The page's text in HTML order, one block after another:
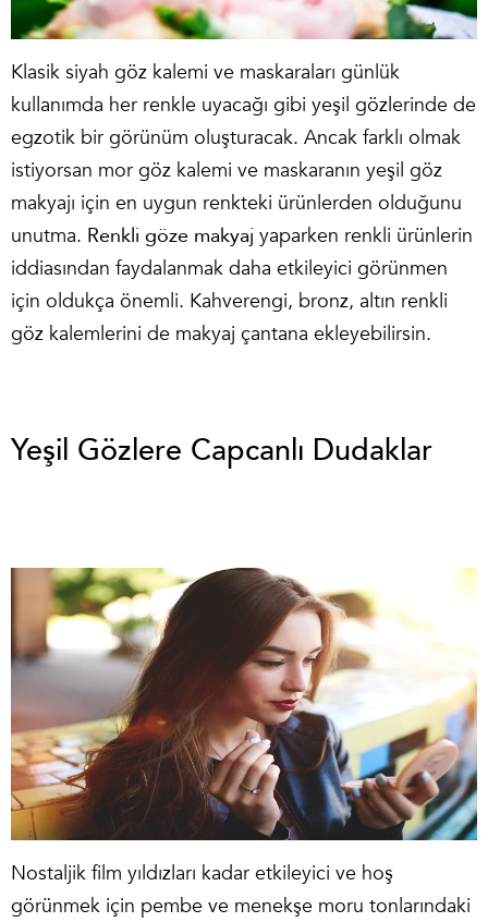
Klasik siyah göz kalemi ve maskaraları günlük
kullanımda her renkle uyacağı gibi yeşil gözlerinde de
egzotik bir görünüm oluşturacak. Ancak farklı olmak
istiyorsan mor göz kalemi ve maskaranın yeşil göz
makyajı için en uygun renkteki ürünlerden olduğunu
unutma. Renkli göze makyaj yaparken renkli ürünlerin
iddiasından faydalanmak daha etkileyici görünmen
için oldukça önemli. Kahverengi, bronz, altın renkli
göz kalemlerini de makyaj çantana ekleyebilirsin.
Yeşil Gözlere Capcanlı Dudaklar
Nostaljik film yıldızları kadar etkileyici ve hoş
görünmek için pembe ve menekşe moru tonlarındaki